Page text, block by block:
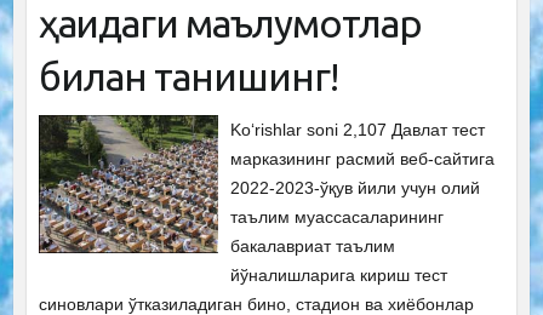
ҳақидаги маълумотлар
билан танишинг!
Ko‘rishlar soni 2,107 Давлат тест
марказининг расмий веб-сайтига
2022-2023-ўқув йили учун олий
таълим муассасаларининг
бакалавриат таълим
йўналишларига кириш тест
синовлари ўтказиладиган бино, стадион ва хиёбонлар